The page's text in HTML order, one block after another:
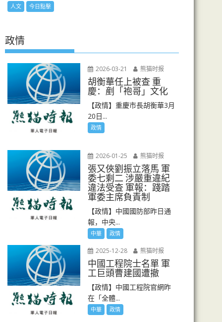
人文 今日點擊
政情
2026-03-21 熊猫时报
胡衡華任上被查 重
慶：剷「袍哥」文化
【政情】重慶市長胡衡華3月
20日...
政情
2026-01-25 熊猫时报
張又俠劉振立落馬 軍
委七剩二 涉嚴重違紀
違法受查 軍報：踐踏
軍委主席負責制
【政情】中國國防部昨日通
報，中央...
中華 政情
2025-12-28 熊猫时报
中國工程院士名單 軍
工巨頭曹建國遭撤
【政情】中國工程院官網昨
在「全體...
中華 政情